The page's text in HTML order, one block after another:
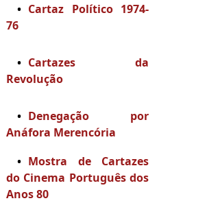
Cartaz Político 1974-
76
Cartazes da
Revolução
Denegação por
Anáfora Merencória
Mostra de Cartazes
do Cinema Português dos
Anos 80